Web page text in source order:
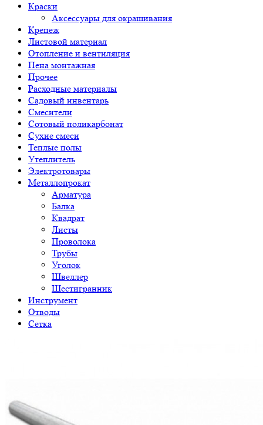
Краски
Аксессуары для окрашивания
Крепеж
Листовой материал
Отопление и вентиляция
Пена монтажная
Прочее
Расходные материалы
Садовый инвентарь
Смесители
Сотовый поликарбонат
Сухие смеси
Теплые полы
Утеплитель
Электротовары
Металлопрокат
Арматура
Балка
Квадрат
Листы
Проволока
Трубы
Уголок
Швеллер
Шестигранник
Инструмент
Отводы
Сетка